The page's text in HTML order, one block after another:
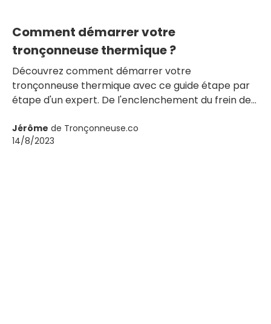
Comment démarrer votre
tronçonneuse thermique ?
Découvrez comment démarrer votre
tronçonneuse thermique avec ce guide étape par
étape d'un expert. De l'enclenchement du frein de
stable, apprenez les techniques professionnelles
pour un démarrage sûr et efficace. Commencez à
Jérôme de Tronçonneuse.co
14/8/2023